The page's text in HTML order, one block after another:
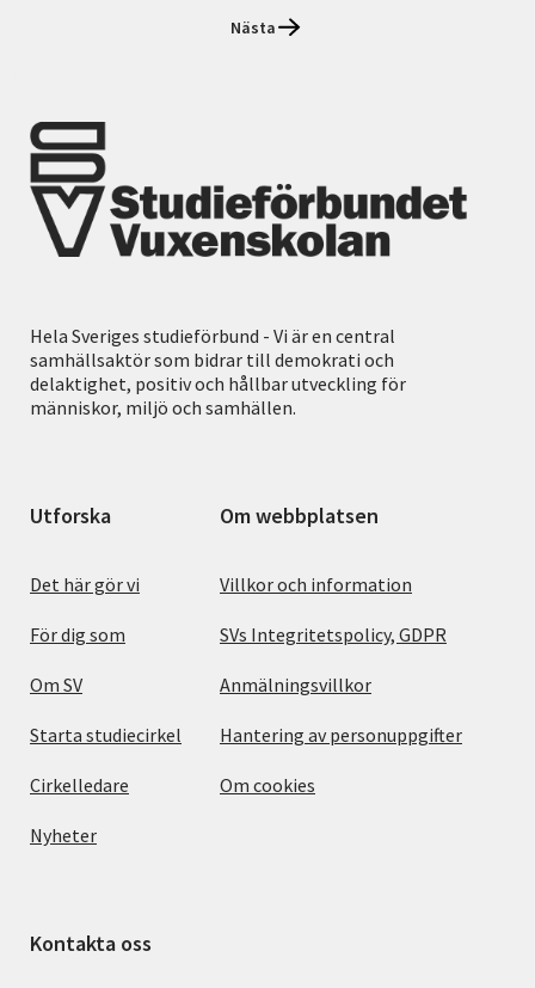
Nästa
Hela Sveriges studieförbund - Vi är en central
samhällsaktör som bidrar till demokrati och
delaktighet, positiv och hållbar utveckling för
människor, miljö och samhällen.
Utforska
Det här gör vi
För dig som
Om SV
Starta studiecirkel
Cirkelledare
Nyheter
Om webbplatsen
Villkor och information
SVs Integritetspolicy, GDPR
Anmälningsvillkor
Hantering av personuppgifter
Om cookies
Kontakta oss